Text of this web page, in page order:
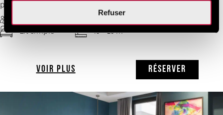
Refuser
personne.
Lit simple
18 - 20 m²
VOIR PLUS RÉSERVER